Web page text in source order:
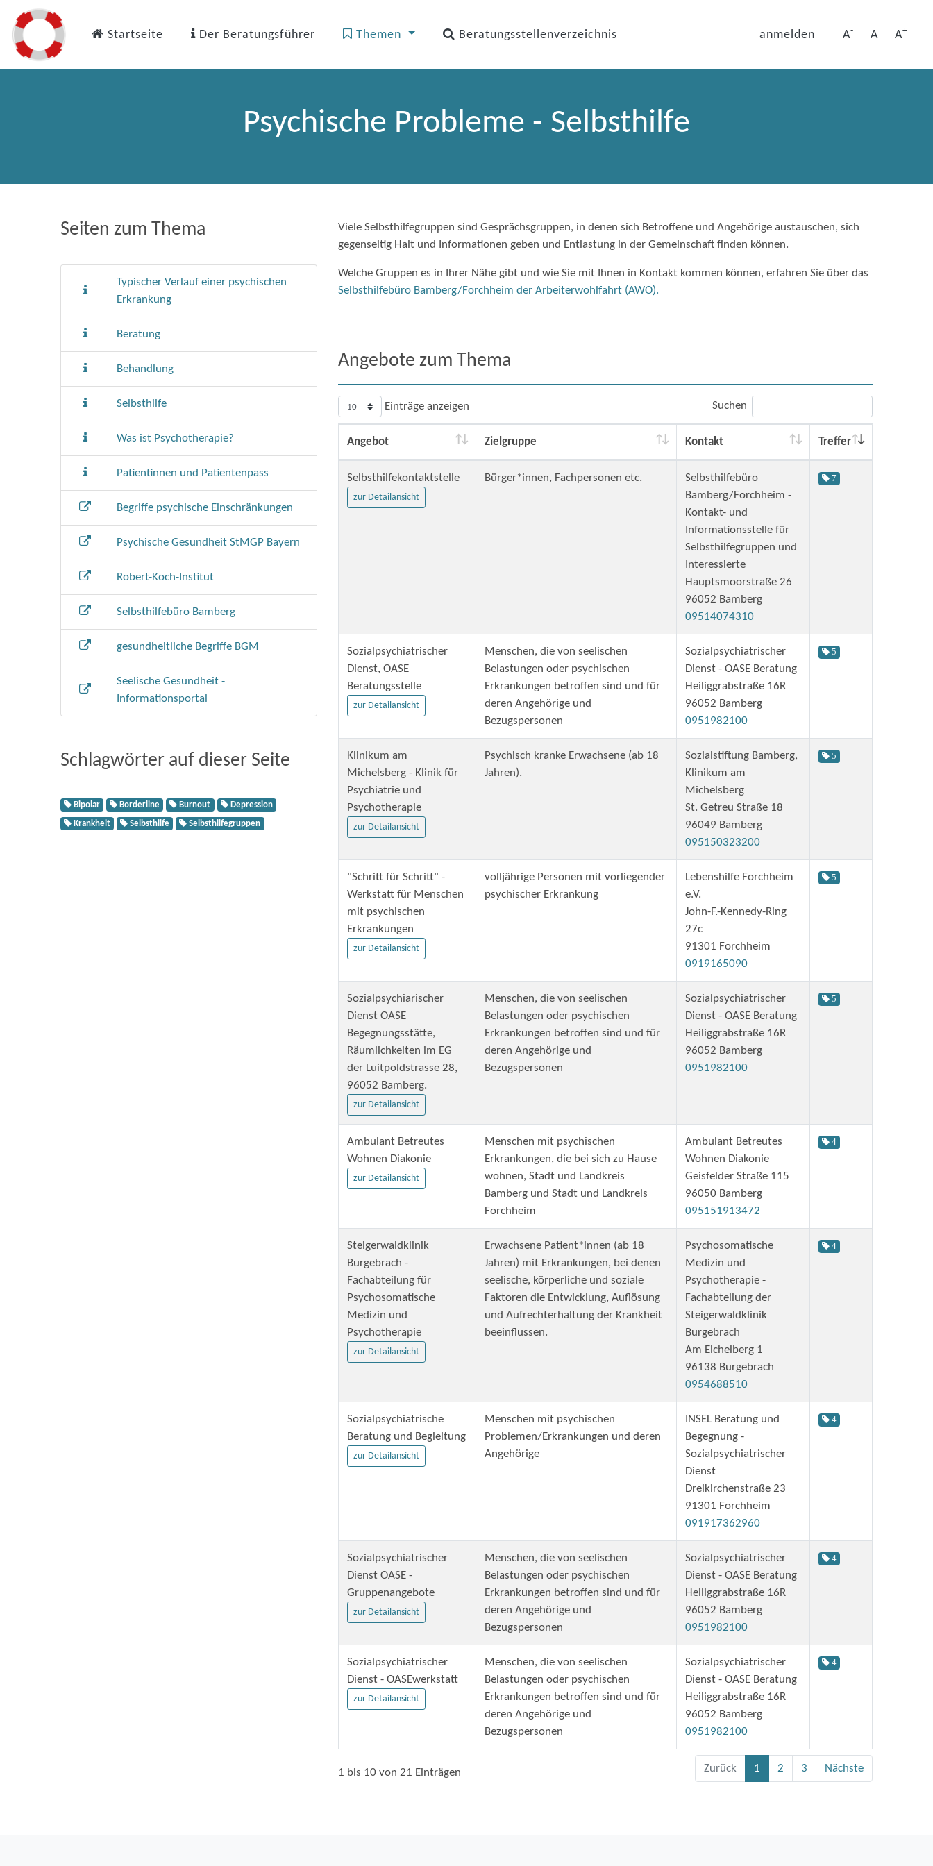
Startseite Der Beratungsführer Themen Beratungsstellenverzeichnis anmelden A- A A+
Psychische Probleme - Selbsthilfe
Viele Selbsthilfegruppen sind Gesprächsgruppen, in denen sich Betroffene und Angehörige austauschen, sich
gegenseitig Halt und Informationen geben und Entlastung in der Gemeinschaft finden können.
Welche Gruppen es in Ihrer Nähe gibt und wie Sie mit Ihnen in Kontakt kommen können, erfahren Sie über das
Selbsthilfebüro Bamberg/Forchheim der Arbeiterwohlfahrt (AWO).
Angebote zum Thema
Einträge anzeigen Suchen
Angebot Zielgruppe Kontakt Treffer
Selbsthilfekontaktstelle
zur Detailansicht
Bürger*innen, Fachpersonen etc.
Selbsthilfebüro
Bamberg/Forchheim -
Kontakt- und
Informationsstelle für
Selbsthilfegruppen und
Interessierte
Hauptsmoorstraße 26
96052 Bamberg
09514074310
7
Sozialpsychiatrischer
Dienst, OASE
Beratungsstelle
zur Detailansicht
Menschen, die von seelischen
Belastungen oder psychischen
Erkrankungen betroffen sind und für
deren Angehörige und
Bezugspersonen
Sozialpsychiatrischer
Dienst - OASE Beratung
Heiliggrabstraße 16R
96052 Bamberg
0951982100
5
Klinikum am
Michelsberg - Klinik für
Psychiatrie und
Psychotherapie
zur Detailansicht
Psychisch kranke Erwachsene (ab 18
Jahren).
Sozialstiftung Bamberg,
Klinikum am
Michelsberg
St. Getreu Straße 18
96049 Bamberg
095150323200
5
"Schritt für Schritt" -
Werkstatt für Menschen
mit psychischen
Erkrankungen
zur Detailansicht
volljährige Personen mit vorliegender
psychischer Erkrankung
Lebenshilfe Forchheim
e.V.
John-F.-Kennedy-Ring
27c
91301 Forchheim
0919165090
5
Sozialpsychiarischer
Dienst OASE
Begegnungsstätte,
Räumlichkeiten im EG
der Luitpoldstrasse 28,
96052 Bamberg.
zur Detailansicht
Menschen, die von seelischen
Belastungen oder psychischen
Erkrankungen betroffen sind und für
deren Angehörige und
Bezugspersonen
Sozialpsychiatrischer
Dienst - OASE Beratung
Heiliggrabstraße 16R
96052 Bamberg
0951982100
5
Ambulant Betreutes
Wohnen Diakonie
zur Detailansicht
Menschen mit psychischen
Erkrankungen, die bei sich zu Hause
wohnen, Stadt und Landkreis
Bamberg und Stadt und Landkreis
Forchheim
Ambulant Betreutes
Wohnen Diakonie
Geisfelder Straße 115
96050 Bamberg
095151913472
4
Steigerwaldklinik
Burgebrach -
Fachabteilung für
Psychosomatische
Medizin und
Psychotherapie
zur Detailansicht
Erwachsene Patient*innen (ab 18
Jahren) mit Erkrankungen, bei denen
seelische, körperliche und soziale
Faktoren die Entwicklung, Auflösung
und Aufrechterhaltung der Krankheit
beeinflussen.
Psychosomatische
Medizin und
Psychotherapie -
Fachabteilung der
Steigerwaldklinik
Burgebrach
Am Eichelberg 1
96138 Burgebrach
0954688510
4
Sozialpsychiatrische
Beratung und Begleitung
zur Detailansicht
Menschen mit psychischen
Problemen/Erkrankungen und deren
Angehörige
INSEL Beratung und
Begegnung -
Sozialpsychiatrischer
Dienst
Dreikirchenstraße 23
91301 Forchheim
091917362960
4
Sozialpsychiatrischer
Dienst OASE -
Gruppenangebote
zur Detailansicht
Menschen, die von seelischen
Belastungen oder psychischen
Erkrankungen betroffen sind und für
deren Angehörige und
Bezugspersonen
Sozialpsychiatrischer
Dienst - OASE Beratung
Heiliggrabstraße 16R
96052 Bamberg
0951982100
4
Sozialpsychiatrischer
Dienst - OASEwerkstatt
zur Detailansicht
Menschen, die von seelischen
Belastungen oder psychischen
Erkrankungen betroffen sind und für
deren Angehörige und
Bezugspersonen
Sozialpsychiatrischer
Dienst - OASE Beratung
Heiliggrabstraße 16R
96052 Bamberg
0951982100
4
1 bis 10 von 21 Einträgen Zurück 1 2 3 Nächste
Seiten zum Thema
Typischer Verlauf einer psychischen
Erkrankung
Beratung
Behandlung
Selbsthilfe
Was ist Psychotherapie?
Patientinnen und Patientenpass
Begriffe psychische Einschränkungen
Psychische Gesundheit StMGP Bayern
Robert-Koch-Institut
Selbsthilfebüro Bamberg
gesundheitliche Begriffe BGM
Seelische Gesundheit -
Informationsportal
Schlagwörter auf dieser Seite
Bipolar Borderline Burnout Depression
Krankheit Selbsthilfe Selbsthilfegruppen